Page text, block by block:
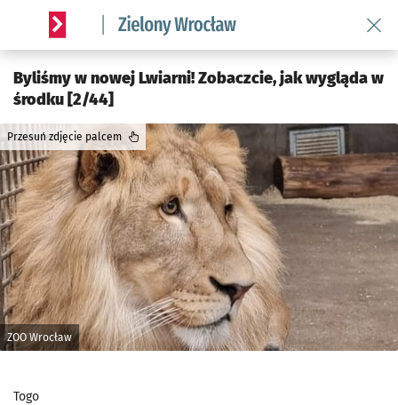
Serwis informacyjny wroclaw.pl podserwis: Środowisko we
Byliśmy w nowej Lwiarni! Zobaczcie, jak wygląda w
środku [2/44]
ZOO Wrocław
Przesuń zdjęcie palcem
Togo